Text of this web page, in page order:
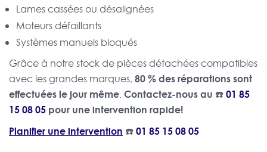
Lames cassées ou désalignées
Moteurs défaillants
Systèmes manuels bloqués
Grâce à notre stock de pièces détachées compatibles
avec les grandes marques, 80 % des réparations sont
effectuées le jour même.Contactez-nous au ☎️01 85
15 08 05 pour une intervention rapide!
Planifier une intervention ☎️01 85 15 08 05